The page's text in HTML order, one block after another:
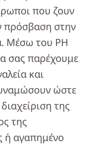
που ζουν
πρόσβαση στην
Μέσω του PH
σας παρέχουμε
και
ώστε
της
της
ή αγαπημένο